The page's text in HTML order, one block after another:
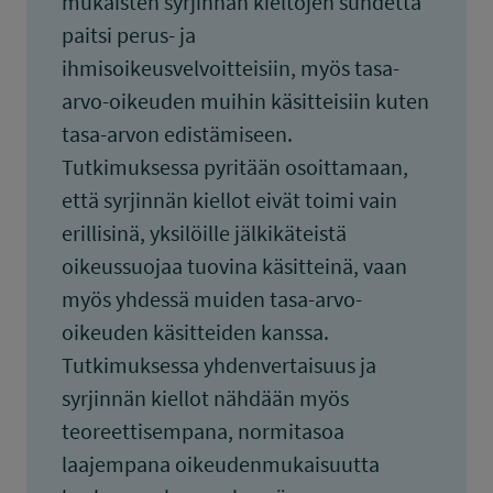
paitsi perus- ja
ihmisoikeusvelvoitteisiin, myös tasa-
arvo-oikeuden muihin käsitteisiin kuten
tasa-arvon edistämiseen.
Tutkimuksessa pyritään osoittamaan,
että syrjinnän kiellot eivät toimi vain
erillisinä, yksilöille jälkikäteistä
oikeussuojaa tuovina käsitteinä, vaan
myös yhdessä muiden tasa-arvo-
oikeuden käsitteiden kanssa.
Tutkimuksessa yhdenvertaisuus ja
syrjinnän kiellot nähdään myös
teoreettisempana, normitasoa
laajempana oikeudenmukaisuutta